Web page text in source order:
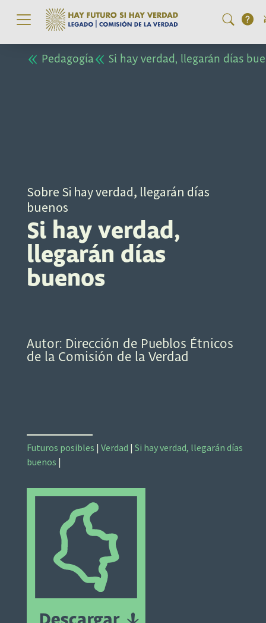
Pedagogía Si hay verdad, llegarán días
Sobre Si hay verdad, llegarán días
buenos
Si hay verdad,
llegarán días
buenos
Autor: Dirección de Pueblos Étnicos
de la Comisión de la Verdad
Futuros posibles | Verdad | Si hay verdad, llegarán días
buenos |